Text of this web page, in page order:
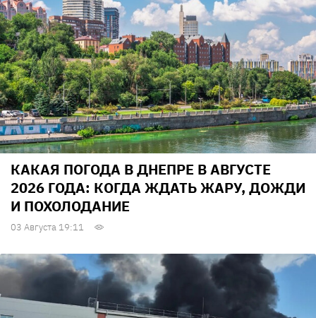
КАКАЯ ПОГОДА В ДНЕПРЕ В АВГУСТЕ
2026 ГОДА: КОГДА ЖДАТЬ ЖАРУ, ДОЖДИ
И ПОХОЛОДАНИЕ
03 Августа 19:11